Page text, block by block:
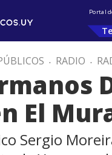
Portal
. RADIO .
El
Sergio